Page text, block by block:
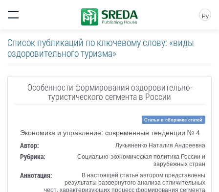
Ру
Список публикаций по ключевому слову: «виды
оздоровительного туризма»
Особенности формирования оздоровительно-
туристического сегмента в России
Статья в сборнике статей
Экономика и управление: современные тенденции № 4
Автор: Лукьяненко Наталия Андреевна
Рубрика:
Социально-экономическая политика России и
зарубежных стран
Аннотация:
В настоящей статье автором представлены
результаты развернутого анализа отличительных
черт, характеризующих процесс формирования сегмента